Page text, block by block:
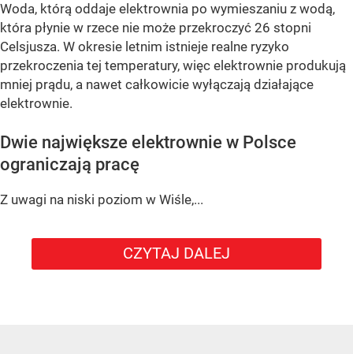
Woda, którą oddaje elektrownia po wymieszaniu z wodą,
która płynie w rzece nie może przekroczyć 26 stopni
Celsjusza. W okresie letnim istnieje realne ryzyko
przekroczenia tej temperatury, więc elektrownie produkują
mniej prądu, a nawet całkowicie wyłączają działające
elektrownie.
Dwie największe elektrownie w Polsce
ograniczają pracę
Z uwagi na niski poziom w Wiśle,...
CZYTAJ DALEJ